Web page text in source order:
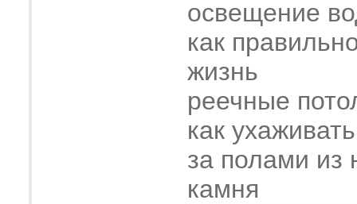
освещение
как
жизнь
реечные
как
за полами из
камня